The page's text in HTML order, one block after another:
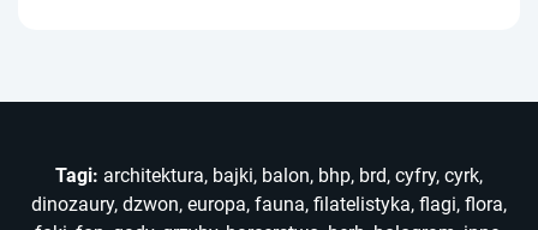
Tagi: architektura, bajki, balon, bhp, brd, cyfry, cyrk,
dinozaury, dzwon, europa, fauna, filatelistyka, flagi, flora,